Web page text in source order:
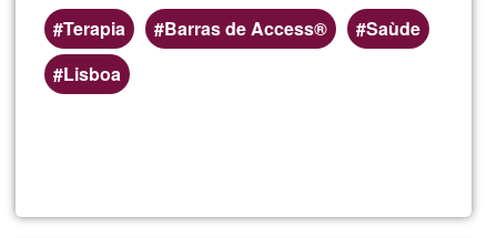
Terapia
Barras de Access®
Saùde
Lisboa